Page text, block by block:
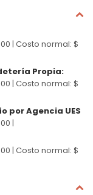
| Costo normal: $
Propia:
| Costo normal: $
por Agencia UES
|
| Costo normal: $